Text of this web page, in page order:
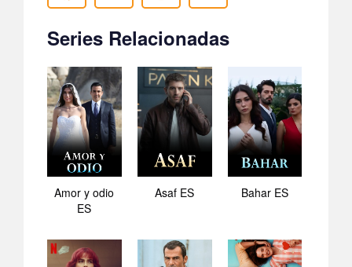
Series Relacionadas
Amor y odio
ES
Asaf ES Bahar ES